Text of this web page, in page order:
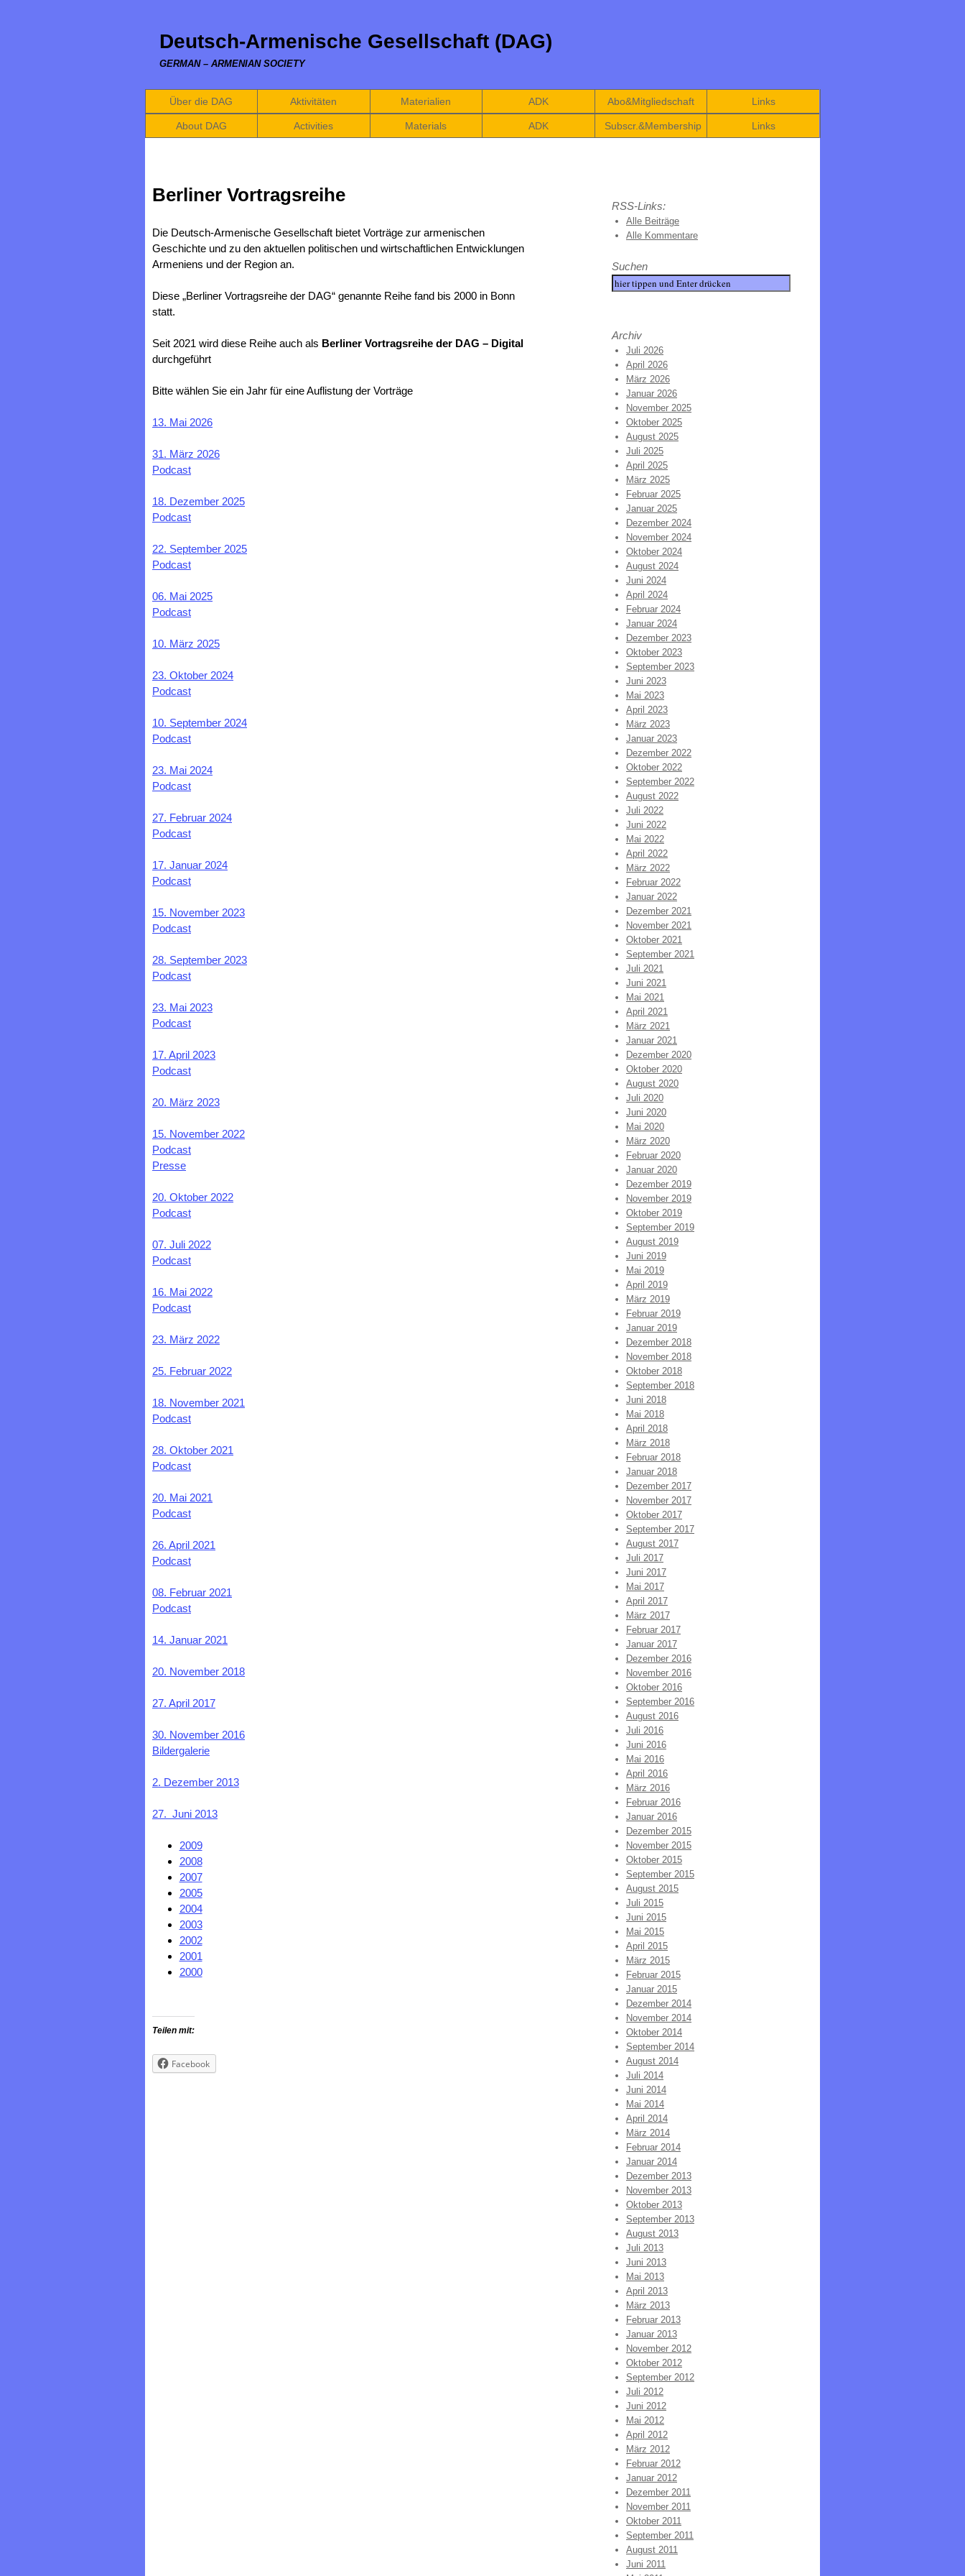
Deutsch-Armenische Gesellschaft (DAG)
GERMAN – ARMENIAN SOCIETY
Über die DAG Aktivitäten Materialien ADK Abo&Mitgliedschaft Links
About DAG Activities Materials ADK Subscr.&Membership Links
Berliner Vortragsreihe
Die Deutsch-Armenische Gesellschaft bietet Vorträge zur armenischen
Geschichte und zu den aktuellen politischen und wirtschaftlichen Entwicklungen
Armeniens und der Region an.
Diese „Berliner Vortragsreihe der DAG“ genannte Reihe fand bis 2000 in Bonn
statt.
Seit 2021 wird diese Reihe auch als Berliner Vortragsreihe der DAG – Digital
durchgeführt
Bitte wählen Sie ein Jahr für eine Auflistung der Vorträge
13. Mai 2026
31. März 2026
Podcast
18. Dezember 2025
Podcast
22. September 2025
Podcast
06. Mai 2025
Podcast
10. März 2025
23. Oktober 2024
Podcast
10. September 2024
Podcast
23. Mai 2024
Podcast
27. Februar 2024
Podcast
17. Januar 2024
Podcast
15. November 2023
Podcast
28. September 2023
Podcast
23. Mai 2023
Podcast
17. April 2023
Podcast
20. März 2023
15. November 2022
Podcast
Presse
20. Oktober 2022
Podcast
07. Juli 2022
Podcast
16. Mai 2022
Podcast
23. März 2022
25. Februar 2022
18. November 2021
Podcast
28. Oktober 2021
Podcast
20. Mai 2021
Podcast
26. April 2021
Podcast
08. Februar 2021
Podcast
14. Januar 2021
20. November 2018
27. April 2017
30. November 2016
Bildergalerie
2. Dezember 2013
27. Juni 2013
2009
2008
2007
2005
2004
2003
2002
2001
2000
Teilen mit:
Facebook
RSS-Links:
Alle Beiträge
Alle Kommentare
Suchen
Archiv
Juli 2026
April 2026
März 2026
Januar 2026
November 2025
Oktober 2025
August 2025
Juli 2025
April 2025
März 2025
Februar 2025
Januar 2025
Dezember 2024
November 2024
Oktober 2024
August 2024
Juni 2024
April 2024
Februar 2024
Januar 2024
Dezember 2023
Oktober 2023
September 2023
Juni 2023
Mai 2023
April 2023
März 2023
Januar 2023
Dezember 2022
Oktober 2022
September 2022
August 2022
Juli 2022
Juni 2022
Mai 2022
April 2022
März 2022
Februar 2022
Januar 2022
Dezember 2021
November 2021
Oktober 2021
September 2021
Juli 2021
Juni 2021
Mai 2021
April 2021
März 2021
Januar 2021
Dezember 2020
Oktober 2020
August 2020
Juli 2020
Juni 2020
Mai 2020
März 2020
Februar 2020
Januar 2020
Dezember 2019
November 2019
Oktober 2019
September 2019
August 2019
Juni 2019
Mai 2019
April 2019
März 2019
Februar 2019
Januar 2019
Dezember 2018
November 2018
Oktober 2018
September 2018
Juni 2018
Mai 2018
April 2018
März 2018
Februar 2018
Januar 2018
Dezember 2017
November 2017
Oktober 2017
September 2017
August 2017
Juli 2017
Juni 2017
Mai 2017
April 2017
März 2017
Februar 2017
Januar 2017
Dezember 2016
November 2016
Oktober 2016
September 2016
August 2016
Juli 2016
Juni 2016
Mai 2016
April 2016
März 2016
Februar 2016
Januar 2016
Dezember 2015
November 2015
Oktober 2015
September 2015
August 2015
Juli 2015
Juni 2015
Mai 2015
April 2015
März 2015
Februar 2015
Januar 2015
Dezember 2014
November 2014
Oktober 2014
September 2014
August 2014
Juli 2014
Juni 2014
Mai 2014
April 2014
März 2014
Februar 2014
Januar 2014
Dezember 2013
November 2013
Oktober 2013
September 2013
August 2013
Juli 2013
Juni 2013
Mai 2013
April 2013
März 2013
Februar 2013
Januar 2013
November 2012
Oktober 2012
September 2012
Juli 2012
Juni 2012
Mai 2012
April 2012
März 2012
Februar 2012
Januar 2012
Dezember 2011
November 2011
Oktober 2011
September 2011
August 2011
Juni 2011